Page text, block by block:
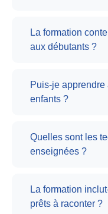
La formation
aux débutants ?
Puis-je
enfants ?
Quelles sont les
enseignées ?
La formation
prêts à raconter ?